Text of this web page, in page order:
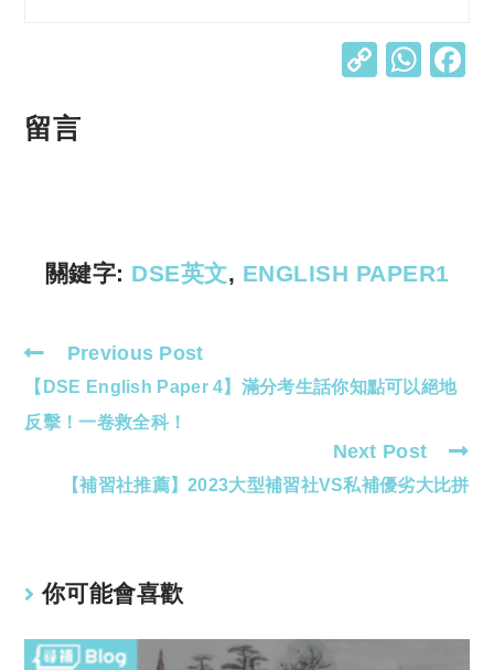
C
k
W
p
留言
關鍵字: DSE英文, ENGLISH PAPER1
Read
more
articles
Previous Post
【DSE English Paper 4】滿分考生話你知點可以絕地
反擊！一卷救全科！
Next Post
【補習社推薦】2023大型補習社VS私補優劣大比拼
你可能會喜歡